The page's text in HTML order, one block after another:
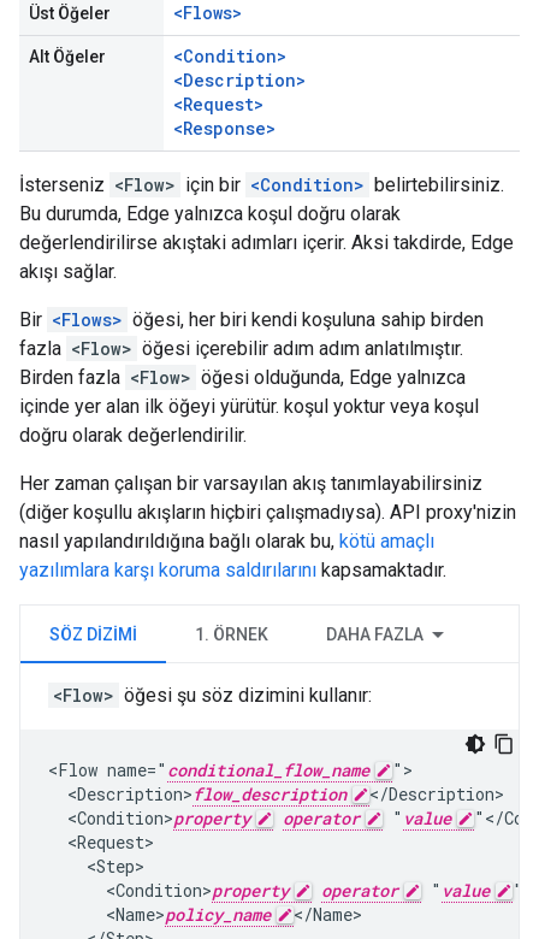
Üst Öğeler <Flows>
Alt Öğeler
<Condition>
<Description>
<Request>
<Response>
İsterseniz <Flow> için bir <Condition> belirtebilirsiniz.
Bu durumda, Edge yalnızca koşul doğru olarak
değerlendirilirse akıştaki adımları içerir. Aksi takdirde, Edge
akışı sağlar.
Bir <Flows> öğesi, her biri kendi koşuluna sahip birden
fazla <Flow> öğesi içerebilir adım adım anlatılmıştır.
Birden fazla <Flow> öğesi olduğunda, Edge yalnızca
içinde yer alan ilk öğeyi yürütür. koşul yoktur veya koşul
doğru olarak değerlendirilir.
Her zaman çalışan bir varsayılan akış tanımlayabilirsiniz
(diğer koşullu akışların hiçbiri çalışmadıysa). API proxy'nizin
nasıl yapılandırıldığına bağlı olarak bu, kötü amaçlı
yazılımlara karşı koruma saldırılarını kapsamaktadır.
SÖZ DIZIMI 1. ÖRNEK DAHA FAZLA
<Flow> öğesi şu söz dizimini kullanır:
<Flow name=" conditional_flow_name
">
  <Description>
flow_description
</Description>
  <Condition>
property operator " value
"</
  <Request>
    <Step>
      <Condition>
property operator " value
      <Name>
policy_name
</Name>